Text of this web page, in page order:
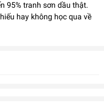
95% tranh sơn dầu thật.
hay không học qua về